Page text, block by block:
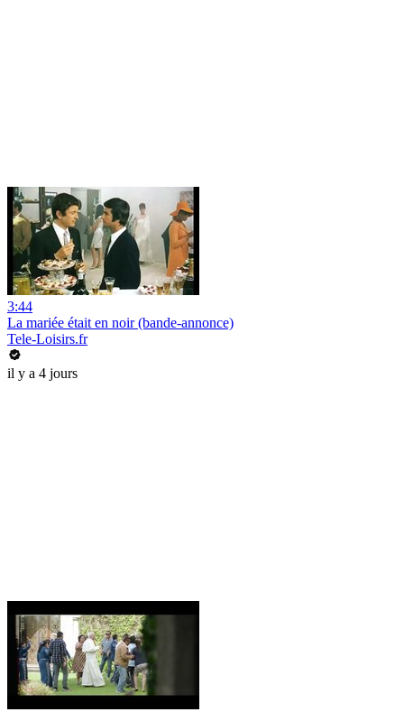
3:44
La mariée était en noir (bande-annonce)
Tele-Loisirs.fr
il y a 4 jours